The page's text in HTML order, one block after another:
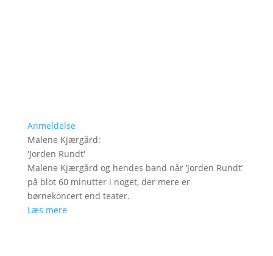
Anmeldelse
Malene Kjærgård:
'Jorden Rundt'
Malene Kjærgård og hendes band når ’Jorden Rundt’
på blot 60 minutter i noget, der mere er
børnekoncert end teater.
Læs mere